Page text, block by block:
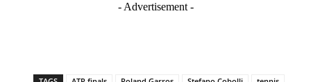
- Advertisement -